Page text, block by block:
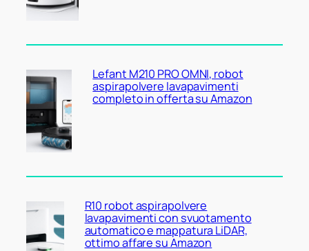
Lefant M210 PRO OMNI, robot
aspirapolvere lavapavimenti
completo in offerta su Amazon
R10 robot aspirapolvere
lavapavimenti con svuotamento
automatico e mappatura LiDAR,
ottimo affare su Amazon